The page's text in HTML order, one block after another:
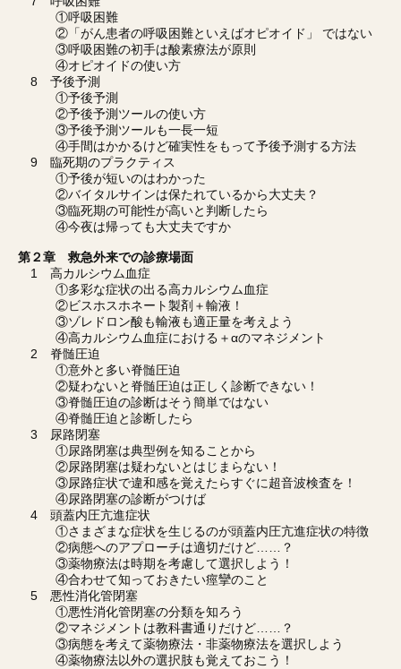
①呼吸困難
②「がん患者の呼吸困難といえばオピオイド」 ではない
③呼吸困難の初手は酸素療法が原則
④オピオイドの使い方
8 予後予測
①予後予測
②予後予測ツールの使い方
③予後予測ツールも一長一短
④手間はかかるけど確実性をもって予後予測する方法
9 臨死期のプラクティス
①予後が短いのはわかった
②バイタルサインは保たれているから大丈夫？
③臨死期の可能性が高いと判断したら
④今夜は帰っても大丈夫ですか
第２章 救急外来での診療場面
1 高カルシウム血症
①多彩な症状の出る高カルシウム血症
②ビスホスホネート製剤＋輸液！
③ゾレドロン酸も輸液も適正量を考えよう
④高カルシウム血症における＋αのマネジメント
2 脊髄圧迫
①意外と多い脊髄圧迫
②疑わないと脊髄圧迫は正しく診断できない！
③脊髄圧迫の診断はそう簡単ではない
④脊髄圧迫と診断したら
3 尿路閉塞
①尿路閉塞は典型例を知ることから
②尿路閉塞は疑わないとはじまらない！
③尿路症状で違和感を覚えたらすぐに超音波検査を！
④尿路閉塞の診断がつけば
4 頭蓋内圧亢進症状
①さまざまな症状を生じるのが頭蓋内圧亢進症状の特徴
②病態へのアプローチは適切だけど……？
③薬物療法は時期を考慮して選択しよう！
④合わせて知っておきたい痙攣のこと
5 悪性消化管閉塞
①悪性消化管閉塞の分類を知ろう
②マネジメントは教科書通りだけど……？
③病態を考えて薬物療法・非薬物療法を選択しよう
④薬物療法以外の選択肢も覚えておこう！